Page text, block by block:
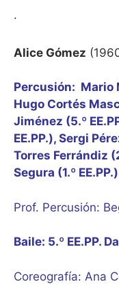
·
Alice Gómez
Percusión: Mario
Hugo Cortés
Jiménez (5.º
EE.PP.), Sergi
Torres Ferrándiz
Segura (1.º
Prof. Percusión:
Baile: 5.º EE.PP.
Coreografía: